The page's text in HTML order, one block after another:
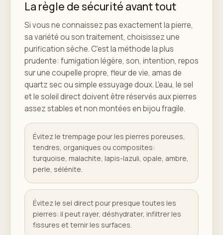
La règle de sécurité avant tout
Si vous ne connaissez pas exactement la pierre,
sa variété ou son traitement, choisissez une
purification sèche. C'est la méthode la plus
prudente: fumigation légère, son, intention, repos
sur une coupelle propre, fleur de vie, amas de
quartz sec ou simple essuyage doux. L'eau, le sel
et le soleil direct doivent être réservés aux pierres
assez stables et non montées en bijou fragile.
Évitez le trempage pour les pierres poreuses,
tendres, organiques ou composites:
turquoise, malachite, lapis-lazuli, opale, ambre,
perle, sélénite.
Évitez le sel direct pour presque toutes les
pierres: il peut rayer, déshydrater, infiltrer les
fissures et ternir les surfaces.